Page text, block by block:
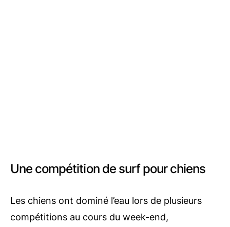
Une compétition de surf pour chiens
Les chiens ont dominé l’eau lors de plusieurs
compétitions au cours du week-end,